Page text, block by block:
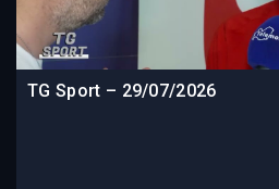
TG Sport – 29/07/2026